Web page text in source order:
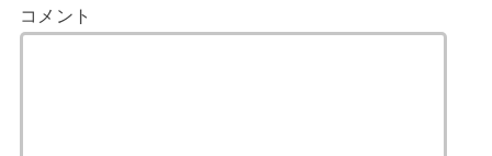
コメント